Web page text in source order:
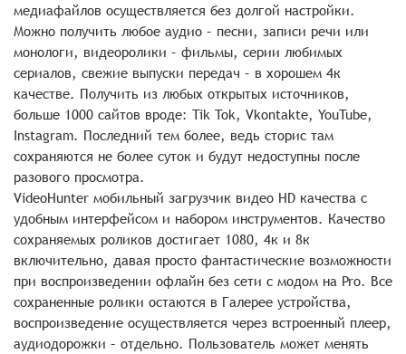
медиафайлов осуществляется без долгой настройки.
Можно получить любое аудио – песни, записи речи или
монологи, видеоролики – фильмы, серии любимых
сериалов, свежие выпуски передач – в хорошем 4к
качестве. Получить из любых открытых источников,
больше 1000 сайтов вроде: Tik Tok, Vkontakte, YouTube,
Instagram. Последний тем более, ведь сторис там
сохраняются не более суток и будут недоступны после
разового просмотра.
VideoHunter мобильный загрузчик видео HD качества с
удобным интерфейсом и набором инструментов. Качество
сохраняемых роликов достигает 1080, 4к и 8к
включительно, давая просто фантастические возможности
при воспроизведении офлайн без сети с модом на Pro. Все
сохраненные ролики остаются в Галерее устройства,
воспроизведение осуществляется через встроенный плеер,
аудиодорожки – отдельно. Пользователь может менять